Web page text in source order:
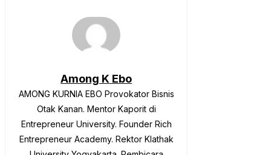
Among K Ebo
AMONG KURNIA EBO Provokator Bisnis
Otak Kanan. Mentor Kaporit di
Entrepreneur University. Founder Rich
Entrepreneur Academy. Rektor Klathak